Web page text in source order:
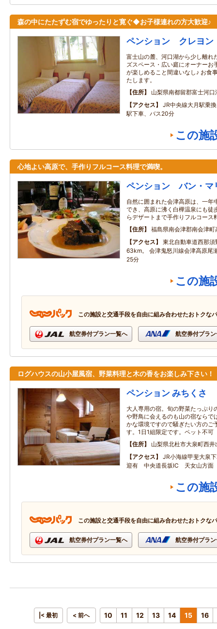
森の中にたたずむ宿でゆったりと寛ぐ◆お子様連れの方大歓迎♪
ペンション クレヨン
富士山の麓、河口湖から少し離れ
ズスペース・広い庭にオーナーお
が楽しめること間違いなし♪ お食
たします。
住所
山梨県南都留郡富士河
アクセス
JR中央線大月駅乗
駅下車、バス20分
この施
心地よい高原で、手作りフルコース料理で満喫。
ペンション バン・マ
自然に囲まれた会津高原は、一年
でき、高原に沸く白樺温泉にも徒
らデザートまで手作りフルコース
住所
福島県南会津郡南会津町
アクセス
東北自動車道西那須
63km。 会津鬼怒川線会津高原尾
25分
この施
この施設と交通手段を自由に組み合わせたおトクな
航空券付プラン一覧へ 航空券付プラ
ログハウスの山小屋風宿、野菜料理と木の香をお楽しみ下さい！
ペンション みちくさ
大人専用の宿。旬の野菜たっぷり
や野鳥に会えるのも山の宿ならで
かな環境ですので騒ぎたい方のご
す。1日1組限定です。ペット不可
住所
山梨県北杜市大泉町西
アクセス
JR小海線甲斐大泉
迎有 中央道長坂IC 天女山方面
この施
この施設と交通手段を自由に組み合わせたおトクな
航空券付プラン一覧へ 航空券付プラ
|< 最初 < 前へ 10 11 12 13 14 15 16